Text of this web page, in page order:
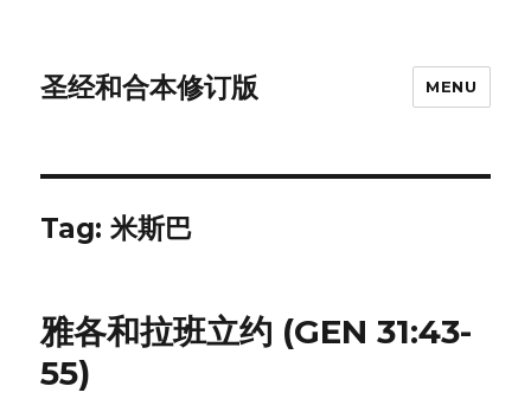
圣经和合本修订版 MENU
Tag: 米斯巴
雅各和拉班立约 (GEN 31:43-
55)